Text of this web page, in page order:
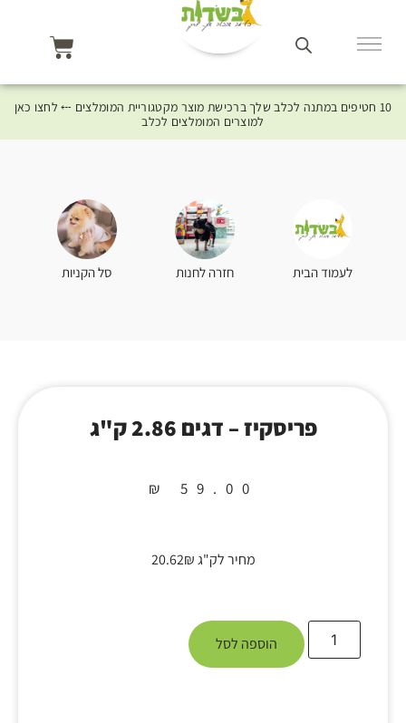
10 חטיפים במתנה לכלב שלך ברכישת מוצר מקטגוריית המומלצים ⤎ לחצו כאן
למוצרים המומלצים לכלב
לעמוד הבית חזרה לחנות סל הקניות
פריסקיז – דגים 2.86 ק"ג
₪ 59.00
מחיר לק"ג 20.62₪
הוספה לסל